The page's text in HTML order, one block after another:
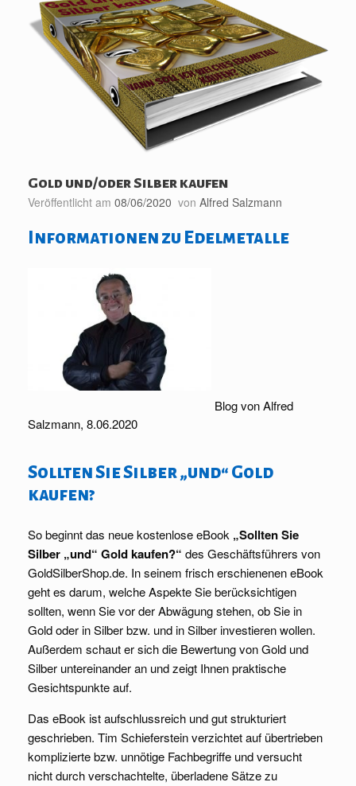
Gold und/oder Silber kaufen
Veröffentlicht am 08/06/2020 von Alfred Salzmann
Informationen zu Edelmetalle
Blog von Alfred
Salzmann, 8.06.2020
Sollten Sie Silber „und“ Gold
kaufen?
So beginnt das neue kostenlose eBook „Sollten Sie
Silber „und“ Gold kaufen?“ des Geschäftsführers von
GoldSilberShop.de. In seinem frisch erschienenen eBook
geht es darum, welche Aspekte Sie berücksichtigen
sollten, wenn Sie vor der Abwägung stehen, ob Sie in
Gold oder in Silber bzw. und in Silber investieren wollen.
Außerdem schaut er sich die Bewertung von Gold und
Silber untereinander an und zeigt Ihnen praktische
Gesichtspunkte auf.
Das eBook ist aufschlussreich und gut strukturiert
geschrieben. Tim Schieferstein verzichtet auf übertrieben
komplizierte bzw. unnötige Fachbegriffe und versucht
nicht durch verschachtelte, überladene Sätze zu